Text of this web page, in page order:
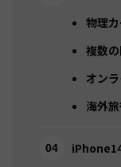
物理
複数
オン
海外